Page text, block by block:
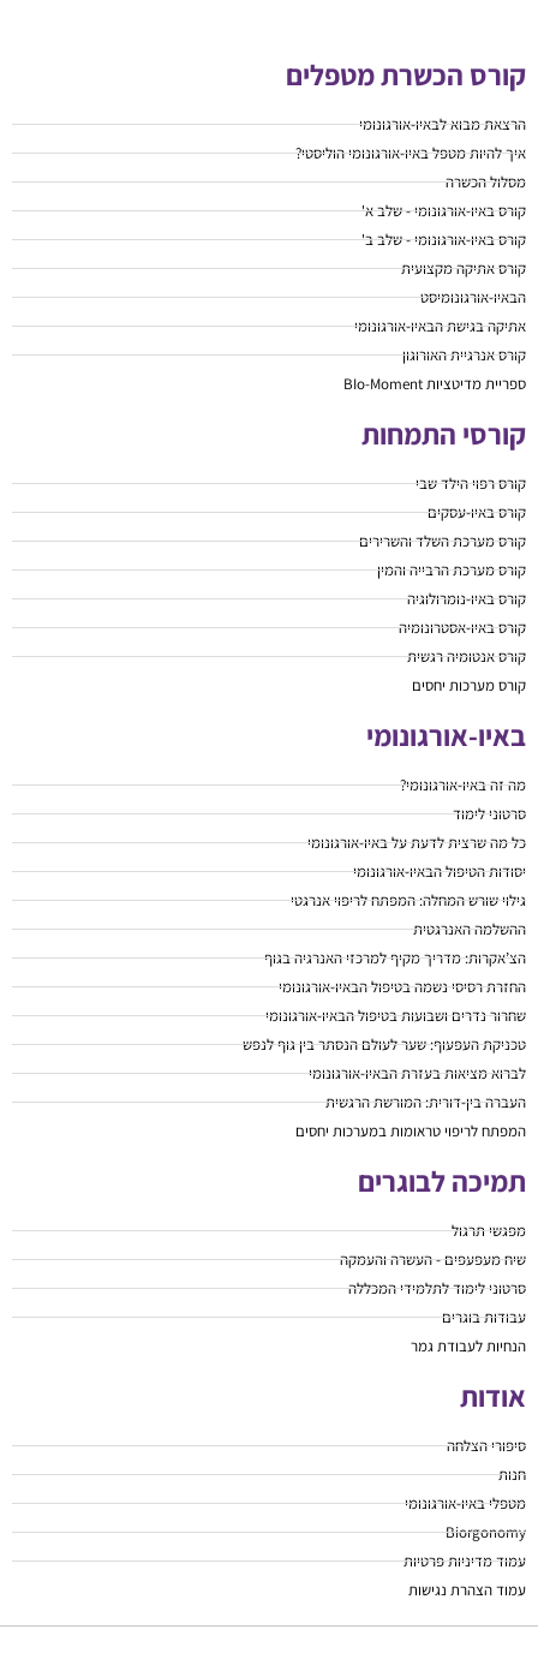
קורס הכשרת מטפלים
הרצאת מבוא לבאיו-אורגונומי
איך להיות מטפל באיו-אורגונומי הוליסטי?
מסלול הכשרה
קורס באיו-אורגונומי - שלב א'
קורס באיו-אורגונומי - שלב ב'
קורס אתיקה מקצועית
הבאיו-אורגונומיסט
אתיקה בגישת הבאיו-אורגונומי
קורס אנרגיית האורוגון
ספריית מדיטציות BIo-Moment
קורסי התמחות
קורס רפוי הילד שבי
קורס באיו-עסקים
קורס מערכת השלד והשרירים
קורס מערכת הרבייה והמין
קורס באיו-נומרולוגיה
קורס באיו-אסטרונומיה
קורס אנטומיה רגשית
קורס מערכות יחסים
באיו-אורגונומי
מה זה באיו-אורגונומי?
סרטוני לימוד
כל מה שרצית לדעת על באיו-אורגונומי
יסודות הטיפול הבאיו-אורגונומי
גילוי שורש המחלה: המפתח לריפוי אנרגטי
ההשלמה האנרגטית
הצ’אקרות: מדריך מקיף למרכזי האנרגיה בגוף
החזרת רסיסי נשמה בטיפול הבאיו-אורגונומי
שחרור נדרים ושבועות בטיפול הבאיו-אורגונומי
טכניקת העפעוף: שער לעולם הנסתר בין גוף לנפש
לברוא מציאות בעזרת הבאיו-אורגונומי
העברה בין-דורית: המורשת הרגשית
המפתח לריפוי טראומות במערכות יחסים
תמיכה לבוגרים
מפגשי תרגול
שיח מעפעפים - העשרה והעמקה
סרטוני לימוד לתלמידי המכללה
עבודות בוגרים
הנחיות לעבודת גמר
אודות
סיפורי הצלחה
חנות
מטפלי באיו-אורגונומי
Biorgonomy
עמוד מדיניות פרטיות
עמוד הצהרת נגישות